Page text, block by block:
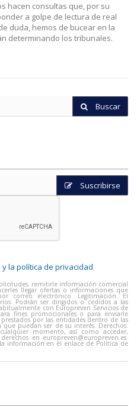
hacen consultas que, por su
a golpe de lectura de real
duda, hemos de bucear en la
determinando los tribunales.
Buscar
Suscribirse
y la política de privacidad.
remitirle información comercial
llegar ofertas o informaciones que
correo electrónico. Legitimación: El
Podrán ser dirigidos o cedidos a las
con Europreven Servicios de
fines promocionales o para enviarle
por las entidades dentro de las
puedan ser de su interés. Derechos:
momento, así como acceder,
en europreven@europreven.es.
información en el enlace de Política de